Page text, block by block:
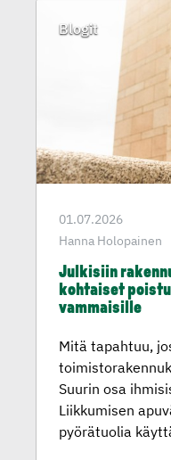
01.07.2026
Hanna Holopainen
Julkisiin
koh­taiset
vammaisille
Mitä tapahtuu,
Suurin osa
Liikkumisen
pyörätuolia
Blogit